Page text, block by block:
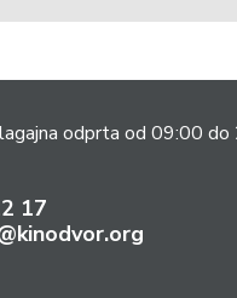
odprta od 09:00
17